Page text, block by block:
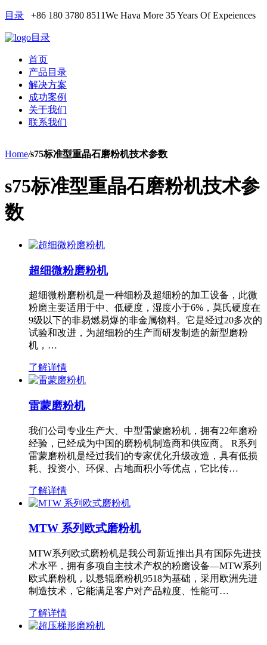
目录 +86 180 3780 8511We Hava More 35 Years Of Expeiences
目录
首页
产品目录
解决方案
成功案例
关于我们
联系我们
Home/s75标准型重晶石磨粉机技术参数
s75标准型重晶石磨粉机技术参
数
超细微粉磨粉机
超细微粉磨粉机是一种细粉及超细粉的加工设备，此微
粉磨主要适用于中、低硬度，湿度小于6%，莫氏硬度在
9级以下的非易燃易爆的非金属物料。它是经过20多次的
试验和改进，为超细粉的生产而研发制造的新型磨粉
机，…
了解详情
雷蒙磨粉机
我们公司专业生产大、中型雷蒙磨粉机，拥有22年磨粉
经验，已经成为中国的磨粉机制造商和供应商。 R系列
雷蒙磨粉机是经过我们的专家优化升级改造，具有低损
耗、投资小、环保、占地面积小等优点，它比传…
了解详情
MTW 系列欧式磨粉机
MTW系列欧式磨粉机是我公司新近推出具有国际先进技
术水平，拥有多项自主技术产权的粉磨设备—MTW系列
欧式磨粉机，以悬辊磨粉机9518为基础，采用欧洲先进
制造技术，它能满足客户对产品粒度、性能可…
了解详情